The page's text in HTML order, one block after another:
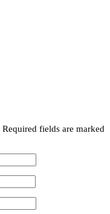
Required fields are marked